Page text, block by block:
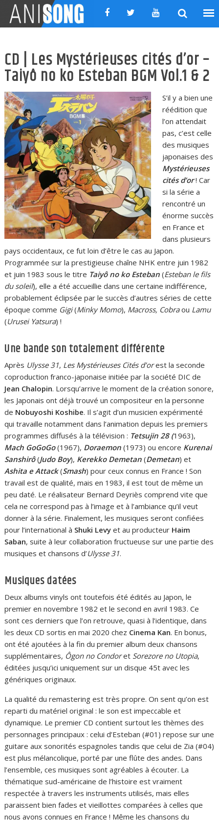
content
CD | Les Mystérieuses cités d’or –
Taiyô no ko Esteban BGM Vol.1 & 2
S’il y a bien une
réédition que
l’on attendait
pas, c’est celle
des musiques
japonaises des
Mystérieuses
cités d’or! Car
si la série a
rencontré un
énorme succès
en France et
dans plusieurs
pays occidentaux, ce fut loin d’être le cas au Japon.
Programmée sur la prestigieuse chaîne NHK entre juin 1982
et juin 1983 sous le titre Taiyô no ko Esteban (Esteban le fils
du soleil), elle a été accueillie dans une certaine indifférence,
probablement éclipsée par le succès d’autres séries de cette
époque comme Gigi(Minky Momo), Macross, Cobraou Lamu
(Urusei Yatsura) !
Une bande son totalement différente
Après Ulysse 31, Les Mystérieuses Cités d’orest la seconde
coproduction franco-japonaise initiée par la société DIC de
Jean Chalopin. Lorsqu’arrive le moment de la création sonore,
les Japonais ont déjà trouvé un compositeur en la personne
de Nobuyoshi Koshibe. Il s’agit d’un musicien expérimenté
qui travaille notamment dans l’animation depuis les premiers
programmes diffusés à la télévision : Tetsujin 28 (1963),
Mach GoGoGo(1967), Doraemon (1973) ou encore Kurenai
Sanshirô(Judo Boy), Kerekko Demetan (Demetan) et
Ashita e Attack(Smash) pour ceux connus en France ! Son
travail est de qualité, mais en 1983, il est tout de même un
peu daté. Le réalisateur Bernard Deyriès comprend vite que
cela ne correspond pas à l’image et à l’ambiance qu’il veut
donner à la série. Finalement, les musiques seront confiées
pour l’international à Shuki Levy et au producteur Haim
Saban, suite à leur collaboration fructueuse sur une partie des
musiques et chansons d’Ulysse 31.
Musiques datées
Deux albums vinyls ont toutefois été édités au Japon, le
premier en novembre 1982 et le second en avril 1983. Ce
sont ces derniers que l’on retrouve, quasi à l’identique, dans
les deux CD sortis en mai 2020 chez Cinema Kan. En bonus,
ont été ajoutées à la fin du premier album deux chansons
supplémentaires, Ôgon no Condoret Sorezore no Utopia,
éditées jusqu’ici uniquement sur un disque 45t avec les
génériques originaux.
La qualité du remastering est très propre. On sent qu’on est
reparti du matériel original : le son est impeccable et
dynamique. Le premier CD contient surtout les thèmes des
personnages principaux : celui d’Esteban (#01) repose sur une
guitare aux sonorités espagnoles tandis que celui de Zia (#04)
est plus mélancolique, porté par une flûte des andes. Dans
l’ensemble, ces musiques sont agréables à écouter. La
thématique sud-américaine de l’histoire est vraiment
respectée à travers les instruments utilisés, mais elles
paraissent bien fades et vieillottes comparées à celles que
nous avons connues en France ! Même les chansons du